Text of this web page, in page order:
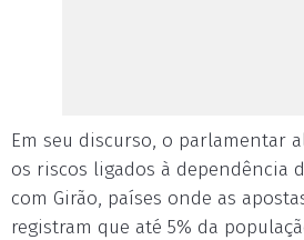
Em seu discurso, o parlamentar
os riscos ligados à dependência
com Girão, países onde as
registram que até 5% da